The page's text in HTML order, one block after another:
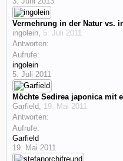
Vermehrung in der Natur vs.
ingolein, 5. Juli 2011
Antworten:
Aufrufe:
ingolein
5. Juli 2011
Möchte Sedirea japonica mit
Garfield, 19. Mai 2011
Antworten:
Aufrufe:
Garfield
19. Mai 2011